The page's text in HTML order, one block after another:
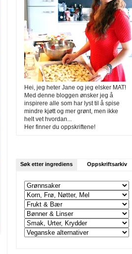
Hei, jeg heter Jane og jeg elsker MAT!
Med denne bloggen ønsker jeg å
inspirere alle som har lyst til å spise
mindre kjøtt og mer grønt, men ikke
helt vet hvordan...
Her finner du oppskriftene!
Søk etter ingrediens Oppskriftsarkiv